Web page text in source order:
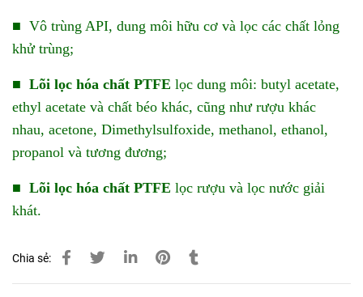
■ Vô trùng API, dung môi hữu cơ và lọc các chất lỏng
khử trùng;
■ Lõi lọc hóa chất PTFE lọc dung môi: butyl acetate,
ethyl acetate và chất béo khác, cũng như rượu khác
nhau, acetone, Dimethylsulfoxide, methanol, ethanol,
propanol và tương đương;
■ Lõi lọc hóa chất PTFE lọc rượu và lọc nước giải
khát.
Chia sẻ: